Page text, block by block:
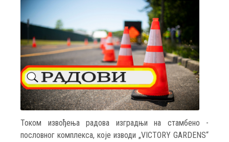
Током извођења радова изградњи на стамбено -
пословног комплекса, које изводи „VICTORY GARDENS“